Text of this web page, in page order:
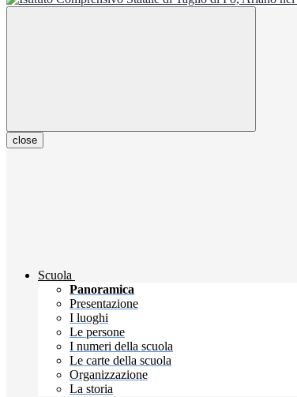
close
Scuola
Panoramica
Presentazione
I luoghi
Le persone
I numeri della scuola
Le carte della scuola
Organizzazione
La storia